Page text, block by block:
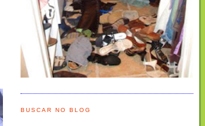
BUSCAR NO BLOG